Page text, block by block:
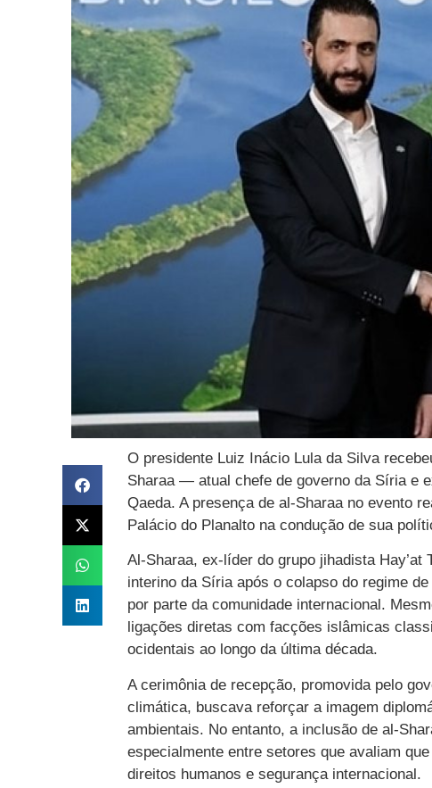
O presidente Luiz Inácio Lula da Silva
Sharaa — atual chefe de governo da Síria e
Qaeda. A presença de al-Sharaa no evento
Palácio do Planalto na condução de sua
Al-Sharaa, ex-líder do grupo jihadista
interino da Síria após o colapso do regime
por parte da comunidade internacional.
ligações diretas com facções islâmicas
ocidentais ao longo da última década.
A cerimônia de recepção, promovida pelo
climática, buscava reforçar a imagem
ambientais. No entanto, a inclusão de al-
especialmente entre setores que avaliam
direitos humanos e segurança internacional.